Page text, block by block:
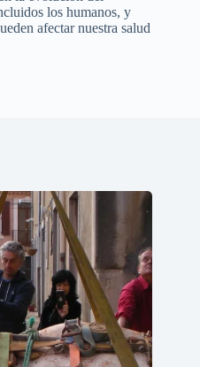
los humanos, y
afectar nuestra salud